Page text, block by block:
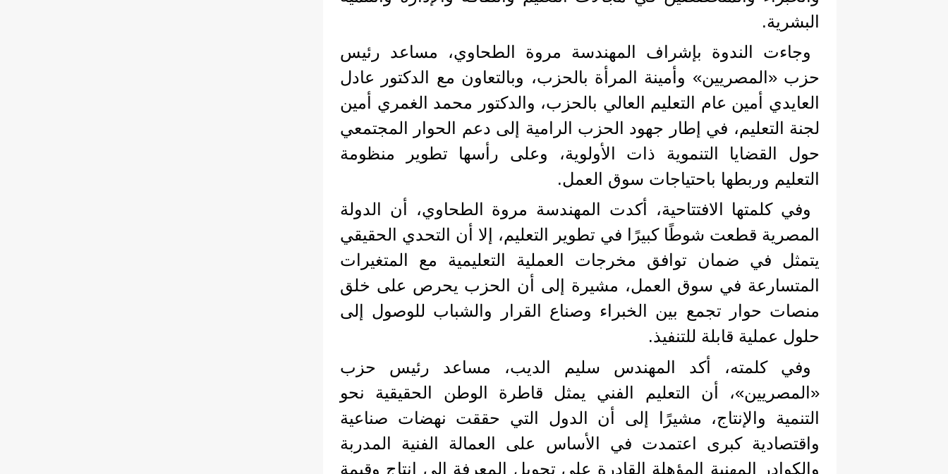
البشرية.
وجاءت الندوة بإشراف المهندسة مروة الطحاوي، مساعد رئيس
حزب «المصريين» وأمينة المرأة بالحزب، وبالتعاون مع الدكتور عادل
العايدي أمين عام التعليم العالي بالحزب، والدكتور محمد الغمري أمين
لجنة التعليم، في إطار جهود الحزب الرامية إلى دعم الحوار المجتمعي
حول القضايا التنموية ذات الأولوية، وعلى رأسها تطوير منظومة
التعليم وربطها باحتياجات سوق العمل.
وفي كلمتها الافتتاحية، أكدت المهندسة مروة الطحاوي، أن الدولة
المصرية قطعت شوطًا كبيرًا في تطوير التعليم، إلا أن التحدي الحقيقي
يتمثل في ضمان توافق مخرجات العملية التعليمية مع المتغيرات
المتسارعة في سوق العمل، مشيرة إلى أن الحزب يحرص على خلق
منصات حوار تجمع بين الخبراء وصناع القرار والشباب للوصول إلى
حلول عملية قابلة للتنفيذ.
وفي كلمته، أكد المهندس سليم الديب، مساعد رئيس حزب
«المصريين»، أن التعليم الفني يمثل قاطرة الوطن الحقيقية نحو
التنمية والإنتاج، مشيرًا إلى أن الدول التي حققت نهضات صناعية
واقتصادية كبرى اعتمدت في الأساس على العمالة الفنية المدربة
والكوادر المهنية المؤهلة القادرة على تحويل المعرفة إلى إنتاج وقيمة